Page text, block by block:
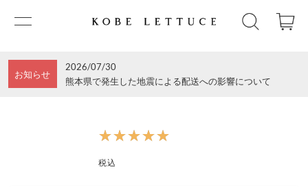
お知らせ
2026/07/30
熊本県で発生した地震による配送への影響について
★★★★★
★★★★★
税込